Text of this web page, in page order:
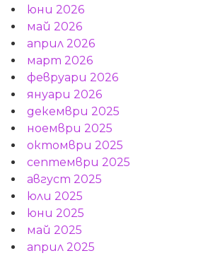
юни 2026
май 2026
април 2026
март 2026
февруари 2026
януари 2026
декември 2025
ноември 2025
октомври 2025
септември 2025
август 2025
юли 2025
юни 2025
май 2025
април 2025